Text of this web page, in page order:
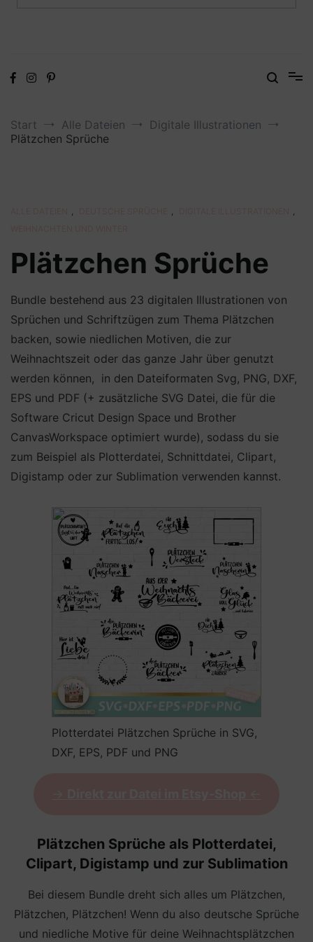
Start Alle Dateien
Digitale Illustrationen
Plätzchen Sprüche
, ,
,
Plätzchen Sprüche
Bundle bestehend aus 23 digitalen Illustrationen von
Sprüchen und Schriftzügen zum Thema Plätzchen
backen, sowie niedlichen Motiven, die zur
Weihnachtszeit oder das ganze Jahr über genutzt
werden können, in den Dateiformaten Svg, PNG, DXF,
EPS und PDF (+ zusätzliche SVG Datei, die für die
Software Cricut Design Space und Brother
CanvasWorkspace optimiert wurde), sodass du sie
zum Beispiel als Plotterdatei, Schnittdatei, Clipart,
Digistamp oder zur Sublimation verwenden kannst.
Plotterdatei Plätzchen Sprüche in SVG,
DXF, EPS, PDF und PNG
Plätzchen Sprüche als Plotterdatei,
Clipart, Digistamp und zur Sublimation
Bei diesem Bundle dreht sich alles um Plätzchen,
Plätzchen, Plätzchen! Wenn du also deutsche Sprüche
und niedliche Motive für deine Weihnachtsplätzchen